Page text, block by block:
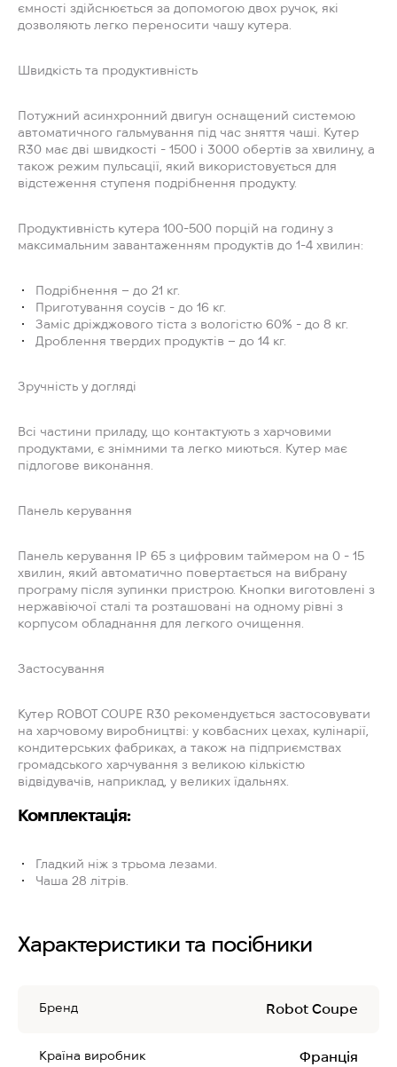
ємності здійснюється за допомогою двох ручок, які
дозволяють легко переносити чашу кутера.
Швидкість та продуктивність
Потужний асинхронний двигун оснащений системою
автоматичного гальмування під час зняття чаші. Кутер
R30 має дві швидкості - 1500 і 3000 обертів за хвилину, а
також режим пульсації, який використовується для
відстеження ступеня подрібнення продукту.
Продуктивність кутера 100-500 порцій на годину з
максимальним завантаженням продуктів до 1-4 хвилин:
Подрібнення – до 21 кг.
Приготування соусів - до 16 кг.
Заміс дріжджового тіста з вологістю 60% - до 8 кг.
Дроблення твердих продуктів – до 14 кг.
Зручність у догляді
Всі частини приладу, що контактують з харчовими
продуктами, є знімними та легко миються. Кутер має
підлогове виконання.
Панель керування
Панель керування IP 65 з цифровим таймером на 0 - 15
хвилин, який автоматично повертається на вибрану
програму після зупинки пристрою. Кнопки виготовлені з
нержавіючої сталі та розташовані на одному рівні з
корпусом обладнання для легкого очищення.
Застосування
Кутер ROBOT COUPE R30 рекомендується застосовувати
на харчовому виробництві: у ковбасних цехах, кулінарії,
кондитерських фабриках, а також на підприємствах
громадського харчування з великою кількістю
відвідувачів, наприклад, у великих їдальнях.
Комплектація:
Гладкий ніж з трьома лезами.
Чаша 28 літрів.
Характеристики та посібники
Бренд Robot Coupe
Країна виробник Франція